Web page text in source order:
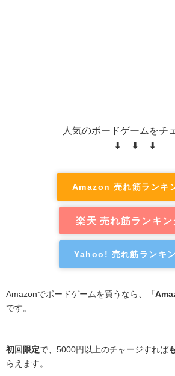
人気のボードゲームをチ
⬇ ⬇ ⬇
Amazon 売れ筋ランキ
楽天 売れ筋ランキン
Yahoo! 売れ筋ランキン
Amazonでボードゲームを買うなら、
「
です。
初回限定で、5000円以上のチャージすれば
らえます。